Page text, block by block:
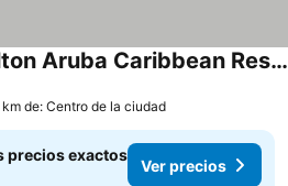
The Westerly At Hilton Aruba Caribbean Resort
de: Centro de la ciudad
precios exactos
Ver precios